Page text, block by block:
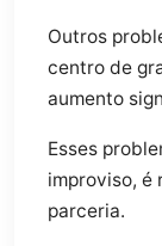
Outros
centro de
aumento
Esses
improviso, é
parceria.